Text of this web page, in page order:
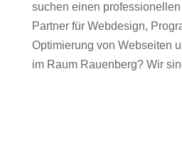
suchen einen
Partner für Webdesign,
Optimierung von Webseiten
im Raum Rauenberg? Wir